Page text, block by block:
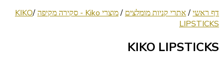
דף ראשי/ אתרי קניות מומלצים /מוצרי Kiko - סקירה מקיפה /
KIKO
LIPSTICKS
KIKO LIPSTICKS